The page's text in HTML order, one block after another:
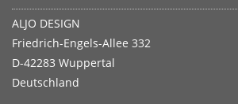
ALJO DESIGN
Friedrich-Engels-Allee 332
D-42283 Wuppertal
Deutschland